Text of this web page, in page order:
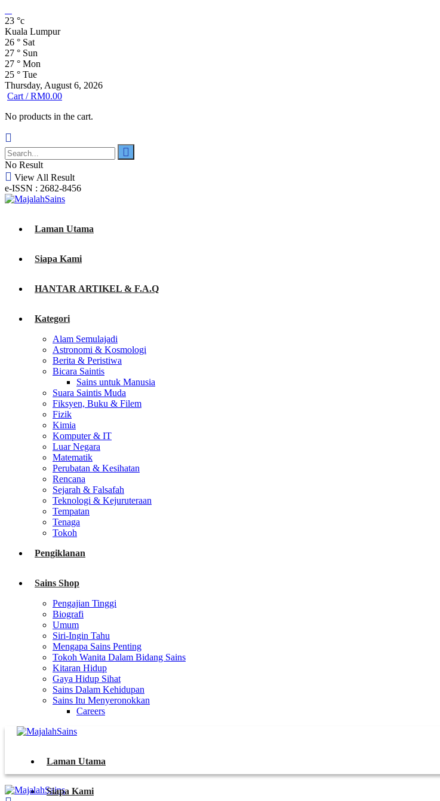
23 °c
Kuala Lumpur
26 ° Sat
27 ° Sun
27 ° Mon
25 ° Tue
Thursday, August 6, 2026
Cart /RM0.00
No products in the cart.
No Result
View All Result
e-ISSN : 2682-8456
Laman Utama
Siapa Kami
HANTAR ARTIKEL & F.A.Q
Kategori
Alam Semulajadi
Astronomi & Kosmologi
Berita & Peristiwa
Bicara Saintis
Sains untuk Manusia
Suara Saintis Muda
Fiksyen, Buku & Filem
Fizik
Kimia
Komputer & IT
Luar Negara
Matematik
Perubatan & Kesihatan
Rencana
Sejarah & Falsafah
Teknologi & Kejuruteraan
Tempatan
Tenaga
Tokoh
Pengiklanan
Sains Shop
Pengajian Tinggi
Biografi
Umum
Siri-Ingin Tahu
Mengapa Sains Penting
Tokoh Wanita Dalam Bidang Sains
Kitaran Hidup
Gaya Hidup Sihat
Sains Dalam Kehidupan
Sains Itu Menyeronokkan
Careers
Laman Utama
Siapa Kami